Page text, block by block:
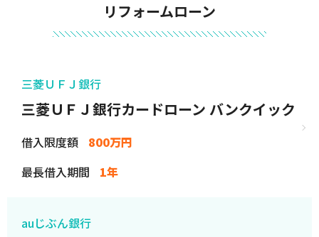
リフォームローン
三菱ＵＦＪ銀行
三菱ＵＦＪ銀行カードローン バンクイック
借入限度額
800万円
最長借入期間
1年
auじぶん銀行